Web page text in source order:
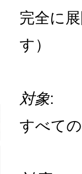
完全に
す）
対象:
すべて